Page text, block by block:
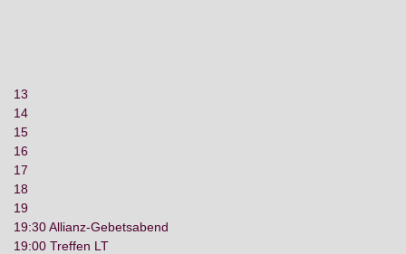
13
14
15
16
17
18
19
19:30 Allianz-Gebetsabend
19:00 Treffen LT